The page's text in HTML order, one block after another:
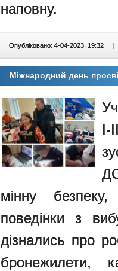
наповну.
Опубліковано: 4-04-2023, 19:32 |
Міжнародний день
мінну
поведінки з
дізнались про
бронежилети,